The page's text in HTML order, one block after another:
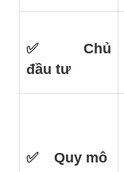
✅
Chủ
đầu tư
✅Quy mô